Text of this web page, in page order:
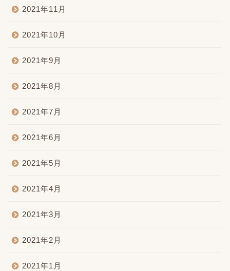
2021年11月
2021年10月
2021年9月
2021年8月
2021年7月
2021年6月
2021年5月
2021年4月
2021年3月
2021年2月
2021年1月